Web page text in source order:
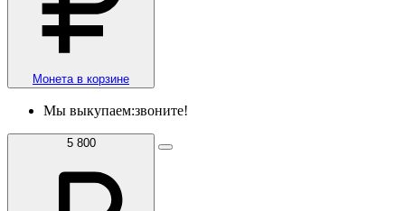
Монета в корзине
Мы выкупаем:звоните!
5 800